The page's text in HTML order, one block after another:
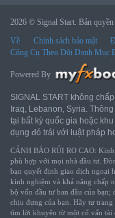
2026 © Signal Start. Bản quyền
Về
Chính sách bảo mật
Công Cụ Theo Dõi Danh Mục
Powered By
SIGNAL START không
Iraq, Lebanon, Syria.
tại bất kỳ quốc gia hoặc
dụng đó trái với luật pháp
CẢNH BÁO RỦI RO CAO:
phù hợp với mọi nhà đầu tư.
bạn quyết định giao dịch ngoại
kinh nghiệm và khả năng chấp
bộ vốn đầu tư ban đầu của bạn;
chịu đựng của bạn. Hãy tự
tìm lời khuyên từ một cố vấn tài